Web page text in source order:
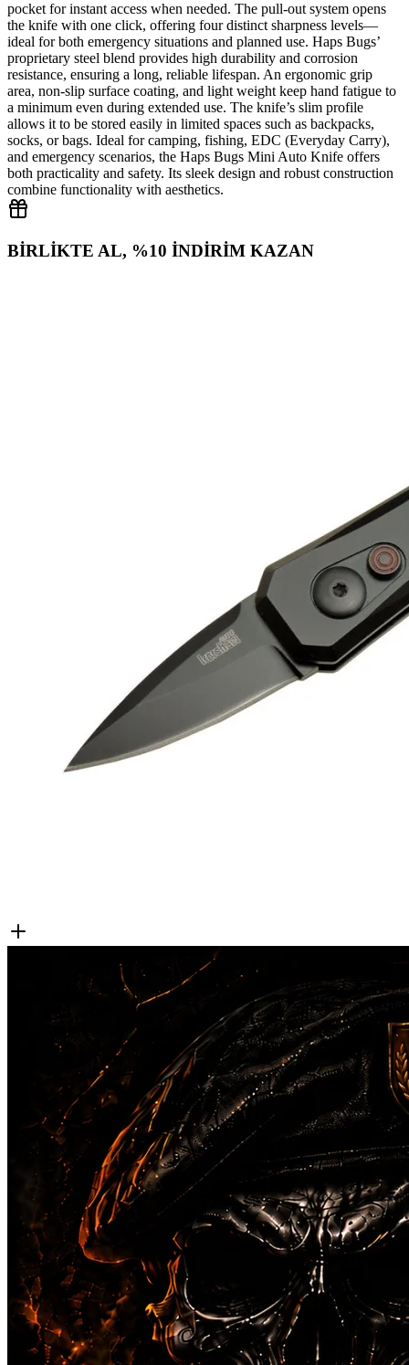
pocket for instant access when needed. The pull‑out system opens
the knife with one click, offering four distinct sharpness levels—
ideal for both emergency situations and planned use. Haps Bugs’
proprietary steel blend provides high durability and corrosion
resistance, ensuring a long, reliable lifespan. An ergonomic grip
area, non‑slip surface coating, and light weight keep hand fatigue to
a minimum even during extended use. The knife’s slim profile
allows it to be stored easily in limited spaces such as backpacks,
socks, or bags. Ideal for camping, fishing, EDC (Everyday Carry),
and emergency scenarios, the Haps Bugs Mini Auto Knife offers
both practicality and safety. Its sleek design and robust construction
combine functionality with aesthetics.
BİRLİKTE AL, %10 İNDİRİM KAZAN